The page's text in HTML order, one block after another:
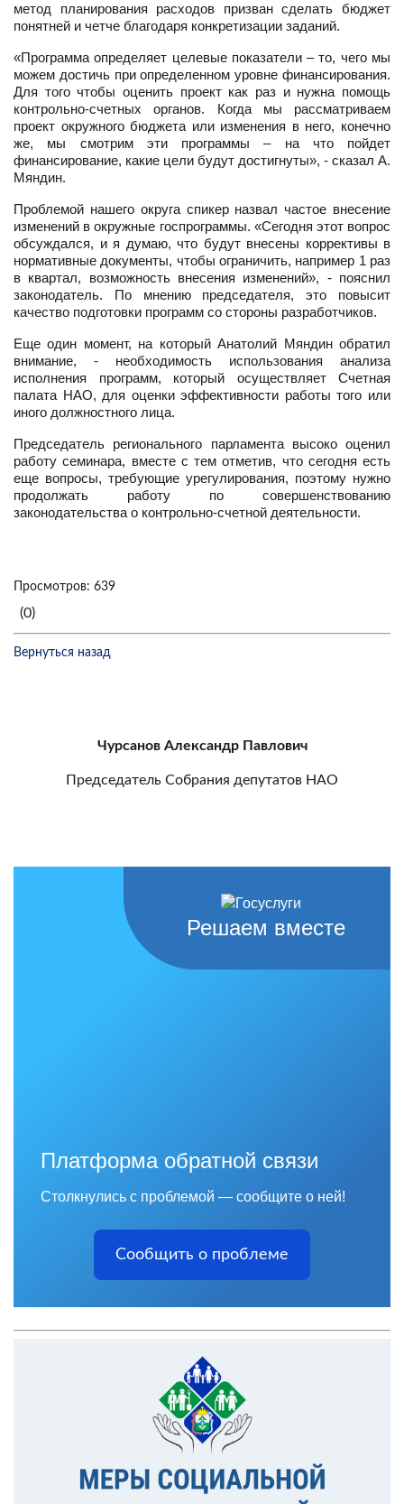
метод планирования расходов призван сделать бюджет
понятней и четче благодаря конкретизации заданий.
«Программа определяет целевые показатели – то, чего мы
можем достичь при определенном уровне финансирования.
Для того чтобы оценить проект как раз и нужна помощь
контрольно-счетных органов. Когда мы рассматриваем
проект окружного бюджета или изменения в него, конечно
же, мы смотрим эти программы – на что пойдет
финансирование, какие цели будут достигнуты», - сказал А.
Мяндин.
Проблемой нашего округа спикер назвал частое внесение
изменений в окружные госпрограммы. «Сегодня этот вопрос
обсуждался, и я думаю, что будут внесены коррективы в
нормативные документы, чтобы ограничить, например 1 раз
в квартал, возможность внесения изменений», - пояснил
законодатель. По мнению председателя, это повысит
качество подготовки программ со стороны разработчиков.
Еще один момент, на который Анатолий Мяндин обратил
внимание, - необходимость использования анализа
исполнения программ, который осуществляет Счетная
палата НАО, для оценки эффективности работы того или
иного должностного лица.
Председатель регионального парламента высоко оценил
работу семинара, вместе с тем отметив, что сегодня есть
еще вопросы, требующие урегулирования, поэтому нужно
продолжать работу по совершенствованию
законодательства о контрольно-счетной деятельности.
Просмотров: 639
(0)
Вернуться назад
Чурсанов Александр Павлович
Председатель Собрания депутатов НАО
Решаем вместе
Платформа обратной связи
Столкнулись с проблемой — сообщите о ней!
Сообщить о проблеме